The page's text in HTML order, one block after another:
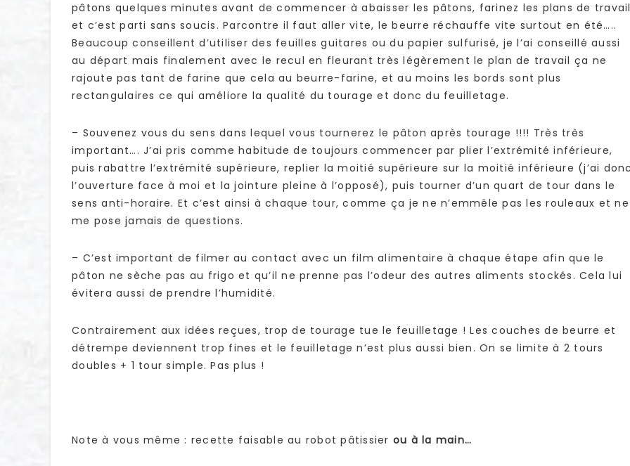
pâtons quelques minutes avant de commencer à abaisser les pâtons, farinez les plans de
et c’est parti sans soucis. Parcontre il faut aller vite, le beurre réchauffe vite surtout en été…..
Beaucoup conseillent d’utiliser des feuilles guitares ou du papier sulfurisé, je l’ai conseillé aussi
au départ mais finalement avec le recul en fleurant très légèrement le plan de travail ça ne
rajoute pas tant de farine que cela au beurre-farine, et au moins les bords sont plus
rectangulaires ce qui améliore la qualité du tourage et donc du feuilletage.
– Souvenez vous du sens dans lequel vous tournerez le pâton après tourage !!!! Très très
important…. J’ai pris comme habitude de toujours commencer par plier l’extrémité inférieure,
puis rabattre l’extrémité supérieure, replier la moitié supérieure sur la moitié inférieure (j’ai
l’ouverture face à moi et la jointure pleine à l’opposé), puis tourner d’un quart de tour dans le
sens anti-horaire. Et c’est ainsi à chaque tour, comme ça je ne n’emmêle pas les rouleaux et ne
me pose jamais de questions.
– C’est important de filmer au contact avec un film alimentaire à chaque étape afin que le
pâton ne sèche pas au frigo et qu’il ne prenne pas l’odeur des autres aliments stockés. Cela lui
évitera aussi de prendre l’humidité.
Contrairement aux idées reçues, trop de tourage tue le feuilletage ! Les couches de beurre et
détrempe deviennent trop fines et le feuilletage n’est plus aussi bien. On se limite à 2 tours
doubles + 1 tour simple. Pas plus !
Note à vous même : recette faisable au robot pâtissier ou à la main…